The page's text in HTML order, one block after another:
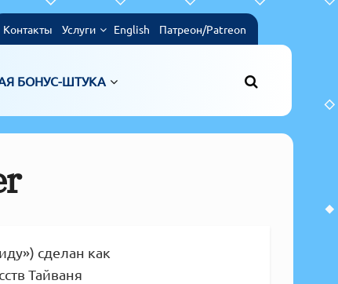
Контакты Услуги English Патреон/Patreon
БОНУС-ШТУКА
сделан как
Тайваня